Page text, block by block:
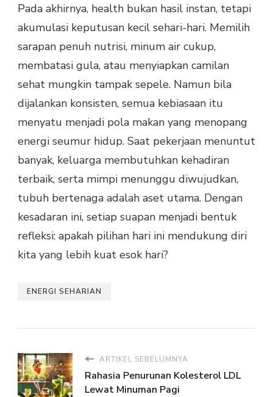
Pada akhirnya, health bukan hasil instan, tetapi
akumulasi keputusan kecil sehari-hari. Memilih
sarapan penuh nutrisi, minum air cukup,
membatasi gula, atau menyiapkan camilan
sehat mungkin tampak sepele. Namun bila
dijalankan konsisten, semua kebiasaan itu
menyatu menjadi pola makan yang menopang
energi seumur hidup. Saat pekerjaan menuntut
banyak, keluarga membutuhkan kehadiran
terbaik, serta mimpi menunggu diwujudkan,
tubuh bertenaga adalah aset utama. Dengan
kesadaran ini, setiap suapan menjadi bentuk
refleksi: apakah pilihan hari ini mendukung diri
kita yang lebih kuat esok hari?
ENERGI SEHARIAN
ARTIKEL SEBELUMNYA
Rahasia Penurunan Kolesterol LDL
Lewat Minuman Pagi